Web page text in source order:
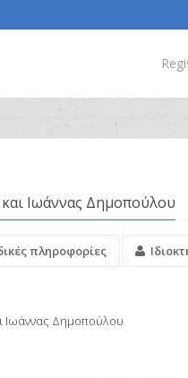
Ιωάννας Δημοπούλου
πληροφορίες
Ιωάννας Δημοπούλου